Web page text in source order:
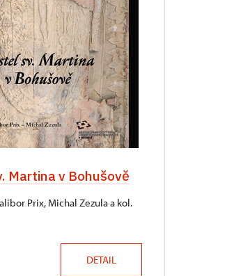
Martina v Bohušově
Prix, Michal Zezula a kol.
DETAIL